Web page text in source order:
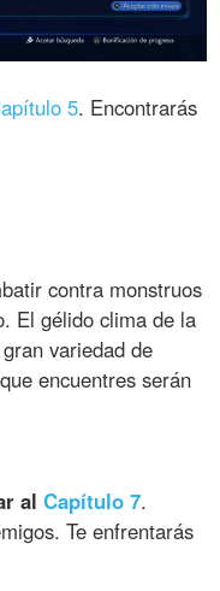
5. Encontrarás
contra monstruos
El gélido clima de la
variedad de
encuentres serán
alCapítulo 7.
Te enfrentarás